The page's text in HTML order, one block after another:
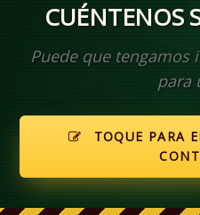
CUÉNTENOS
Puede que tengamos
para
TOQUE PARA